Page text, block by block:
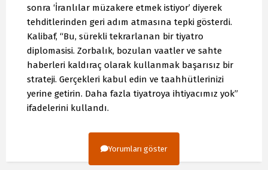
sonra ‘İranlılar müzakere etmek istiyor’ diyerek
tehditlerinden geri adım atmasına tepki gösterdi.
Kalibaf, “Bu, sürekli tekrarlanan bir tiyatro
diplomasisi. Zorbalık, bozulan vaatler ve sahte
haberleri kaldıraç olarak kullanmak başarısız bir
strateji. Gerçekleri kabul edin ve taahhütlerinizi
yerine getirin. Daha fazla tiyatroya ihtiyacımız yok”
ifadelerini kullandı.
Yorumları göster